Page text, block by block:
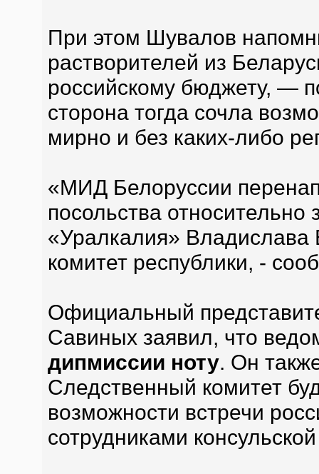
При этом Шувалов
растворителей из
российскому бюджету, —
сторона тогда сочла
мирно и без каких-либо
«МИД Белоруссии
посольства
«Уралкалия» Владислава
комитет республики, -
Официальный
Савиных заявил, что
дипмиссии ноту. Он
Следственный комитет
возможности встречи
сотрудниками